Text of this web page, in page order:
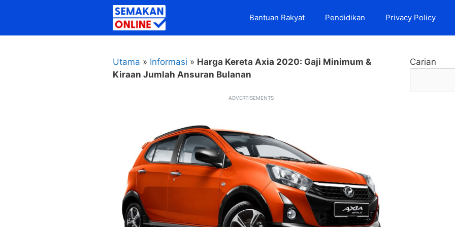
Bantuan Rakyat Pendidikan Privacy Policy
Utama » Informasi » Harga Kereta Axia 2020: Gaji Minimum &
Kiraan Jumlah Ansuran Bulanan
ADVERTISEMENTS
Carian